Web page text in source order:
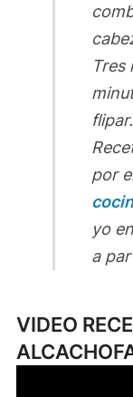
Tres
por
yo
a
VIDEO